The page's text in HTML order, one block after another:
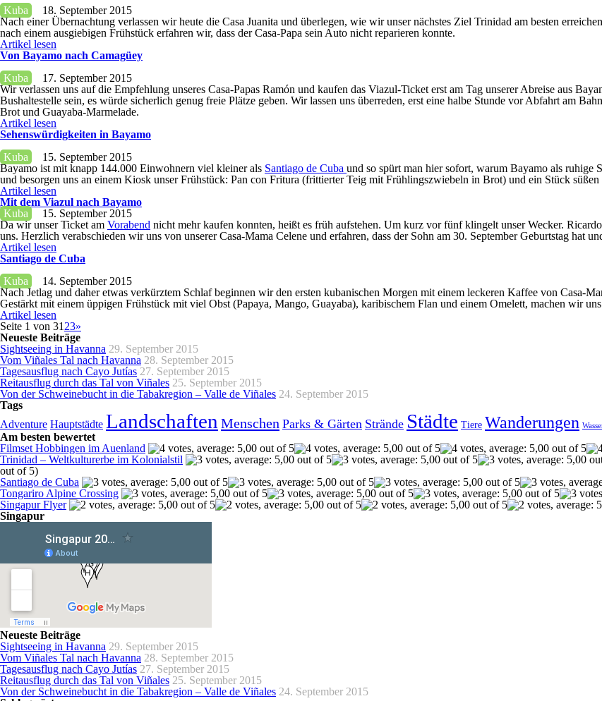
Kuba
18. September 2015
Nach einer Übernachtung verlassen wir heute die Casa Juanita und überlegen, wie wir unser nächstes Ziel Trinidad am besten
nach einem ausgiebigen Frühstück erfahren wir, dass der Casa-Papa sein Auto nicht reparieren konnte.
Artikel lesen
Von Bayamo nach Camagüey
Kuba
17. September 2015
Wir verlassen uns auf die Empfehlung unseres Casa-Papas Ramón und kaufen das Viazul-Ticket erst am Tag unserer Abreise aus
Bushaltestelle sein, es würde sicherlich genug freie Plätze geben. Wir lassen uns überreden, erst eine halbe Stunde vor Abfahrt am
Brot und Guayaba-Marmelade.
Artikel lesen
Sehenswürdigkeiten in Bayamo
Kuba
15. September 2015
Bayamo ist mit knapp 144.000 Einwohnern viel kleiner als Santiago de Cuba und so spürt man hier sofort, warum Bayamo als ruhige
und besorgen uns an einem Kiosk unser Frühstück: Pan con Fritura (frittierter Teig mit Frühlingszwiebeln in Brot) und ein Stück
Artikel lesen
Mit dem Viazul nach Bayamo
Kuba
15. September 2015
Da wir unser Ticket am Vorabend nicht mehr kaufen konnten, heißt es früh aufstehen. Um kurz vor fünf klingelt unser Wecker.
uns. Herzlich verabschieden wir uns von unserer Casa-Mama Celene und erfahren, dass der Sohn am 30. September Geburtstag hat
Artikel lesen
Santiago de Cuba
Kuba
14. September 2015
Nach Jetlag und daher etwas verkürztem Schlaf beginnen wir den ersten kubanischen Morgen mit einem leckeren Kaffee von Casa-
Gestärkt mit einem üppigen Frühstück mit viel Obst (Papaya, Mango, Guayaba), karibischem Flan und einem Omelett, machen wir
Artikel lesen
Seite 1 von 31 23»
Neueste Beiträge
Sightseeing in Havanna 29. September 2015
Vom Viñales Tal nach Havanna 28. September 2015
Tagesausflug nach Cayo Jutías 27. September 2015
Reitausflug durch das Tal von Viñales 25. September 2015
Von der Schweinebucht in die Tabakregion – Valle de Viñales 24. September 2015
Tags
Adventure Hauptstädte Landschaften Menschen Parks & Gärten Strände Städte Tiere Wanderungen
Am besten bewertet
Filmset Hobbingen im Auenland
Trinidad – Weltkulturerbe im Kolonialstil
out of 5)
Santiago de Cuba
Tongariro Alpine Crossing
Singapur Flyer
Singapur
Neueste Beiträge
Sightseeing in Havanna 29. September 2015
Vom Viñales Tal nach Havanna 28. September 2015
Tagesausflug nach Cayo Jutías 27. September 2015
Reitausflug durch das Tal von Viñales 25. September 2015
Von der Schweinebucht in die Tabakregion – Valle de Viñales 24. September 2015